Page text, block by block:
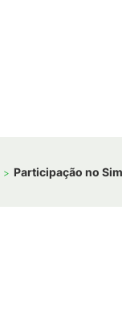
Participação no